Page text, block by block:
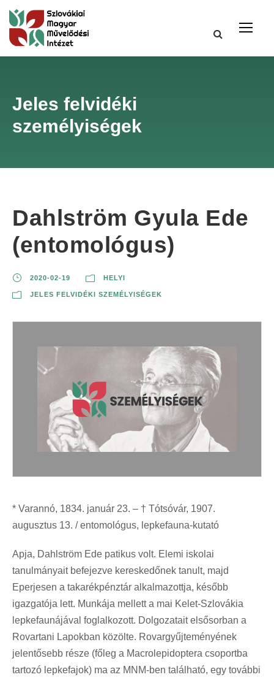
Jeles felvidéki
személyiségek
Dahlström Gyula Ede
(entomológus)
2020-02-19 HELYI
JELES FELVIDÉKI SZEMÉLYISÉGEK
* Varannó, 1834. január 23. – † Tótsóvár, 1907.
augusztus 13. / entomológus, lepkefauna-kutató
Apja, Dahlström Ede patikus volt. Elemi iskolai
tanulmányait befejezve kereskedőnek tanult, majd
Eperjesen a takarékpénztár alkalmazottja, később
igazgatója lett. Munkája mellett a mai Kelet-Szlovákia
lepkefaunájával foglalkozott. Dolgozatait elsősorban a
Rovartani Lapokban közölte. Rovargyűjteményének
jelentősebb része (főleg a Macrolepidoptera csoportba
tartozó lepkefajok) ma az MNM-ben található, egy további